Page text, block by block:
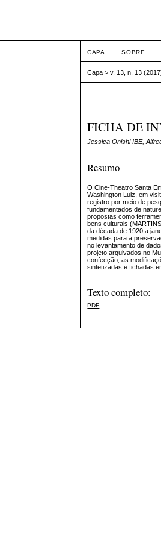
CAPA SOBRE
Capa >v. 13, n. 13
FICHA DE
Jessica Onishi IBE,
Resumo
O Cine-Theatro Santa
Washington Luiz, em
registro por meio de
fundamentados de
propostas como
bens culturais
da década de 1920 a
medidas para a
no levantamento de
projeto arquivados no
confecção, as
sintetizadas e fichadas
Texto completo:
PDF